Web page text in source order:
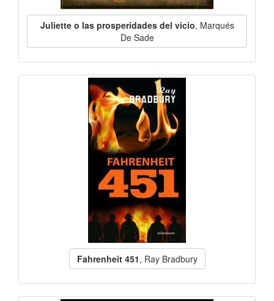
Juliette o las prosperidades del vicio, Marqués
De Sade
Fahrenheit 451, Ray Bradbury